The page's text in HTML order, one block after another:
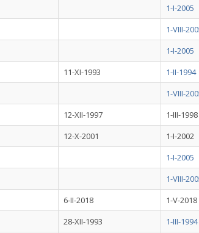
1-I-2005
1-VIII-
1-I-2005
11-XI-1993
1-II-1994
1-VIII-
12-XII-1997
1-III-1998
12-X-2001
1-I-2002
1-I-2005
1-VIII-
6-II-2018
1-V-2018
28-XII-1993
1-III-1994